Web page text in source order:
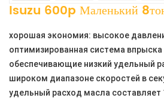
Isuzu 600p Маленький
хорошая экономия: высокое
оптимизированная система впрыска
обеспечивающие низкий удельный
широком диапазоне скоростей в
удельный расход масла составляет